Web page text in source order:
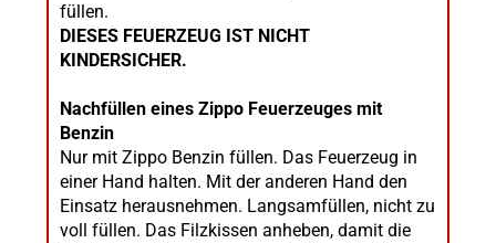
füllen.
DIESES FEUERZEUG IST NICHT
KINDERSICHER.
Nachfüllen eines Zippo Feuerzeuges mit
Benzin
Nur mit Zippo Benzin füllen. Das Feuerzeug in
einer Hand halten. Mit der anderen Hand den
Einsatz herausnehmen. Langsamfüllen, nicht zu
voll füllen. Das Filzkissen anheben, damit die